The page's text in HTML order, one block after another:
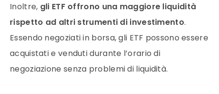
Inoltre, gli ETF offrono una maggiore liquidità
rispetto ad altri strumenti di investimento.
Essendo negoziati in borsa, gli ETF possono essere
acquistati e venduti durante l’orario di
negoziazione senza problemi di liquidità.